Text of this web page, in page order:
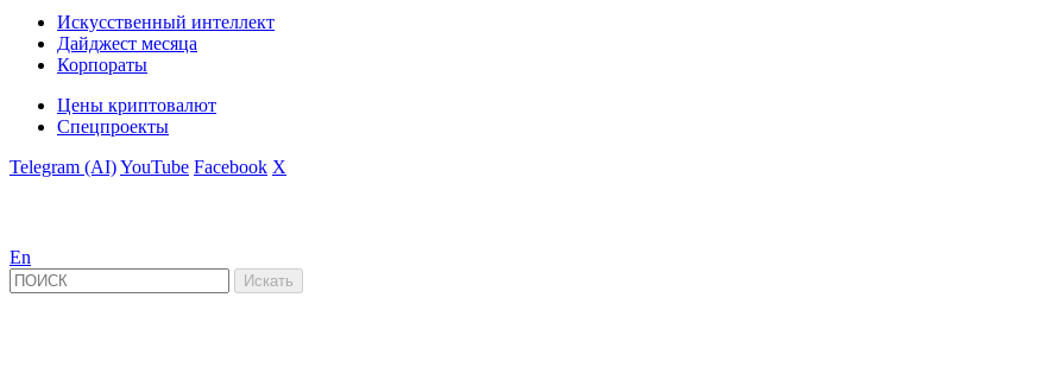
Искусственный интеллект
Дайджест месяца
Корпораты
Цены криптовалют
Спецпроекты
Telegram (AI)YouTube Facebook X
En